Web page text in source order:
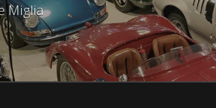
Miglia